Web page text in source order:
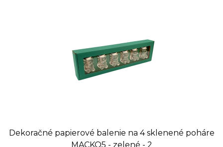
Dekoračné papierové balenie na 4 sklenené poháre
MACKO5 - zelené - 2